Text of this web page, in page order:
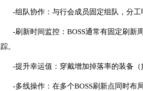
-组队协作：与行会成员固定组队，分
-刷新时间监控：BOSS通常有固定刷新
踪。
-提升幸运值：穿戴增加掉落率的装备
-多线操作：在多个BOSS刷新点同时布